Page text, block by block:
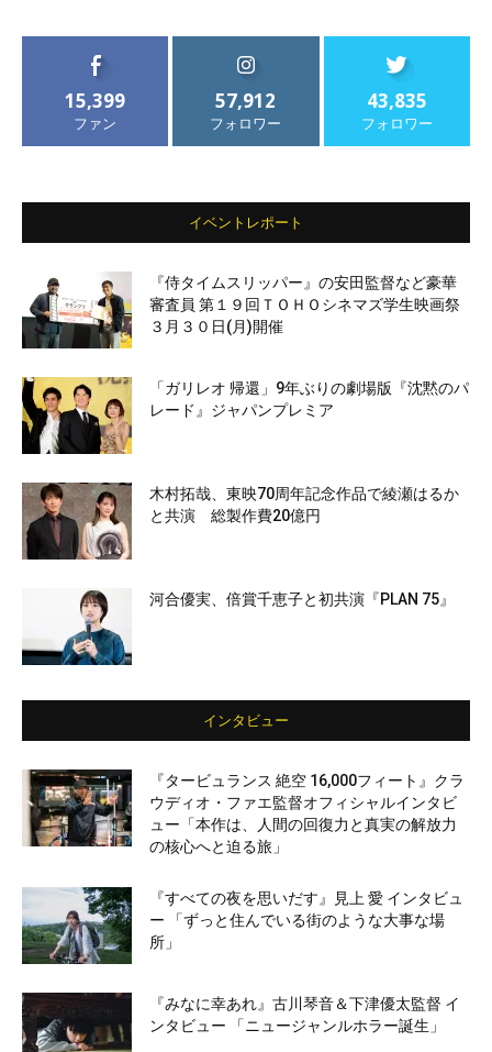
15,399
ファン
57,912
フォロワー
43,835
フォロワー
イベントレポート
『侍タイムスリッパー』の安田監督など豪華
審査員 第１９回ＴＯＨＯシネマズ学生映画祭
３月３０日(月)開催
「ガリレオ 帰還」9年ぶりの劇場版『沈黙のパ
レード』ジャパンプレミア
木村拓哉、東映70周年記念作品で綾瀬はるか
と共演 総製作費20億円
河合優実、倍賞千恵子と初共演『PLAN 75』
インタビュー
『タービュランス 絶空 16,000フィート』クラ
ウディオ・ファエ監督オフィシャルインタビ
ュー「本作は、人間の回復力と真実の解放力
の核心へと迫る旅」
『すべての夜を思いだす』見上 愛 インタビュ
ー 「ずっと住んでいる街のような大事な場
所」
『みなに幸あれ』古川琴音＆下津優太監督 イ
ンタビュー 「ニュージャンルホラー誕生」